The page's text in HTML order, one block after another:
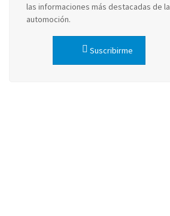
las informaciones más destacadas de la
automoción.
Suscribirme